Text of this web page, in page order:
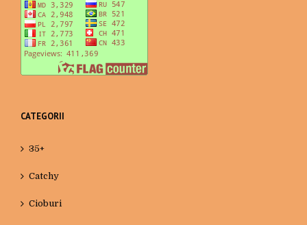
CATEGORII
35+
Catchy
Cioburi